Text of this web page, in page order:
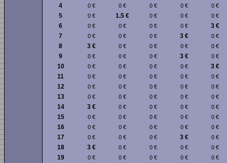
4 0 € 0 € 0 € 0 € 0 €
5 0 € 1.5 € 0 € 0 € 0 €
6 0 € 0 € 0 € 0 €
3 €
7
0 € 0 € 0 € 3 € 0 €
8 3 € 0 € 0 € 0 € 0 €
9 0 € 0 € 0 € 3 € 0 €
10 0 € 0 € 0 € 0 €
3 €
11
0 € 0 € 0 € 0 € 0 €
12 0 € 0 € 0 € 0 € 0 €
13 0 € 0 € 0 € 0 € 0 €
14 3 € 0 € 0 € 0 € 0 €
15 0 € 0 € 0 € 0 € 0 €
16 0 € 0 € 0 € 0 € 0 €
17 0 € 0 € 0 € 3 € 0 €
18 3 € 0 € 0 € 0 € 0 €
19 0 € 0 € 0 € 0 € 0 €